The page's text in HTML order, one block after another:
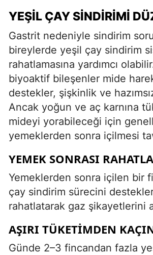
YEŞIL ÇAY SINDIRIMI
Gastrit nedeniyle sindirim
bireylerde yeşil çay sindirim
rahatlamasına yardımcı
biyoaktif bileşenler mide
destekler, şişkinlik ve
Ancak yoğun ve aç karnına
mideyi yorabileceği için
yemeklerden sonra içilmesi
YEMEK SONRASI
Yemeklerden sonra içilen bir
çay sindirim sürecini
rahatlatarak gaz şikayetlerini
AŞIRI TÜKETIMDEN
Günde 2–3 fincandan fazla